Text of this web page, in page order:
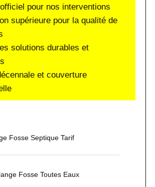
pour nos interventions
supérieure pour la qualité de
solutions durables et
et couverture
Fosse Septique Tarif
Fosse Toutes Eaux